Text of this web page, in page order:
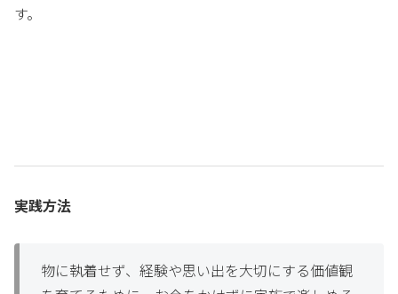
す。
実践方法
物に執着せず、経験や思い出を大切にする価値観